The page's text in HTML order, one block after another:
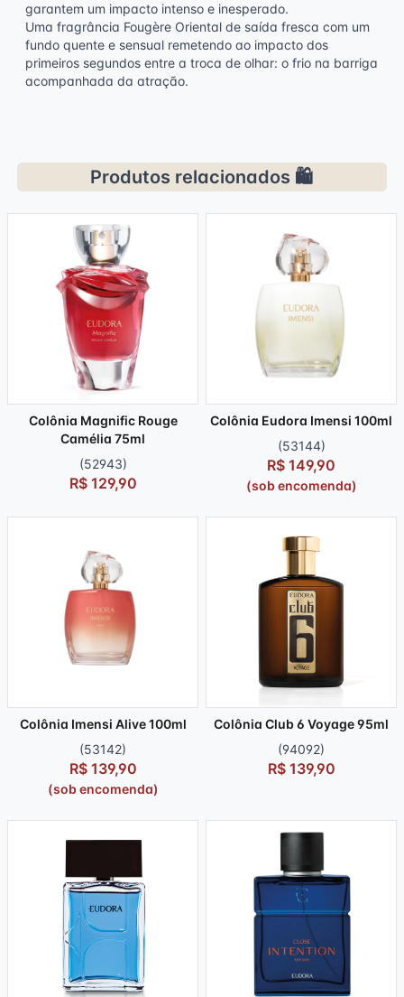
garantem um impacto intenso e inesperado.
Uma fragrância Fougère Oriental de saída fresca com um
fundo quente e sensual remetendo ao impacto dos
primeiros segundos entre a troca de olhar: o frio na barriga
acompanhada da atração.
Produtos relacionados 🛍️
Colônia Magnific Rouge
Camélia 75ml
(52943)
R$ 129,90
Colônia Eudora Imensi 100ml
(53144)
R$ 149,90
(sob encomenda)
Colônia Imensi Alive 100ml
(53142)
R$ 139,90
(sob encomenda)
Colônia Club 6 Voyage 95ml
(94092)
R$ 139,90